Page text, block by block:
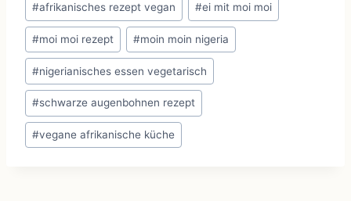
#afrikanisches rezept vegan #ei mit moi moi
#moi moi rezept #moin moin nigeria
#nigerianisches essen vegetarisch
#schwarze augenbohnen rezept
#vegane afrikanische küche